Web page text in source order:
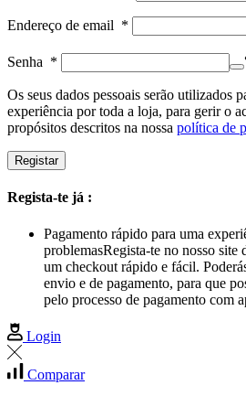
Endereço de email *
Senha *
Os seus dados pessoais serão utilizados
experiência por toda a loja, para gerir o
propósitos descritos na nossa política de
Registar
Regista-te já :
Pagamento rápido para uma
problemasRegista-te no nosso site
um checkout rápido e fácil.
envio e de pagamento, para que
pelo processo de pagamento com
Login
Comparar